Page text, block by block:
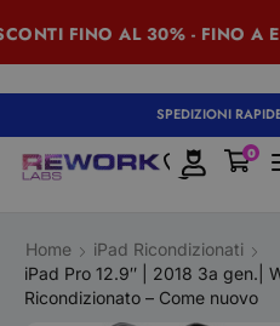
FINO AL 30% - FINO A
SPEDIZIONI
0
Home
iPad Ricondizionati
iPad Pro 12.9″ | 2018 3a gen.|
Ricondizionato – Come nuovo